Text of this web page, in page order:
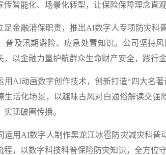
传智能化、场景化转型，让保险保障理念直
足金融消保职责，推出AI数字人专项防灾科
普及汛期避险、应急处置知识。公司坚持
，以金融力量护航群众生命财产安全，践行
用AI动画数字创作技术，创新打造“四大名
活化场景， 以趣味古风对白通俗解读交强
现破圈传播。
运用AI数字人制作黑龙江冰雹防灾减灾科普
程，以数字科技科普保险防灾知识，全方位